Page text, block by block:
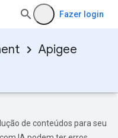
Fazer login
Apigee
de conteúdos para seu